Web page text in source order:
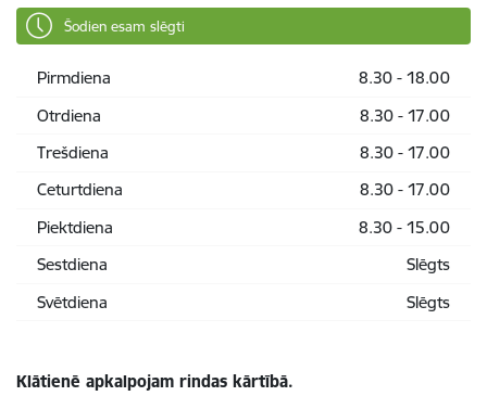
Šodien esam slēgti
Pirmdiena
8.30 - 18.00
Otrdiena
8.30 - 17.00
Trešdiena
8.30 - 17.00
Ceturtdiena
8.30 - 17.00
Piektdiena
8.30 - 15.00
Sestdiena
Slēgts
Svētdiena
Slēgts
Klātienē apkalpojam rindas kārtībā.